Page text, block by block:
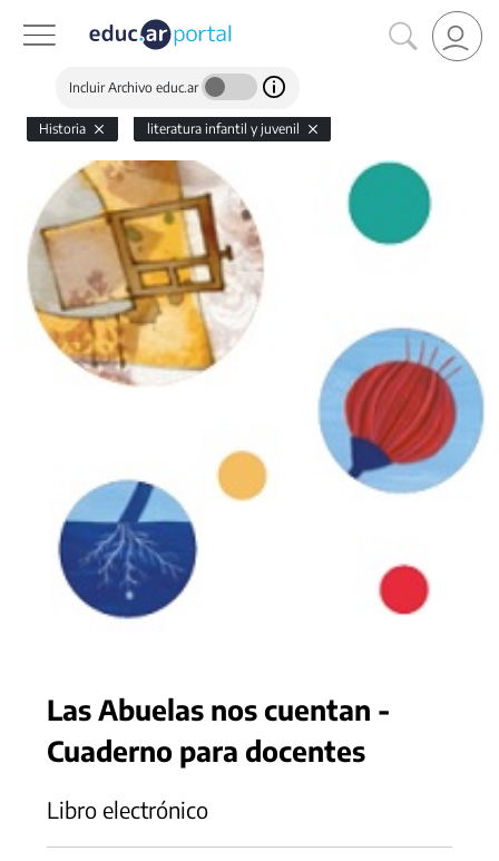
Incluir Archivo educ.ar
Historia literatura infantil y juvenil
Las Abuelas nos cuentan -
Cuaderno para docentes
Libro electrónico